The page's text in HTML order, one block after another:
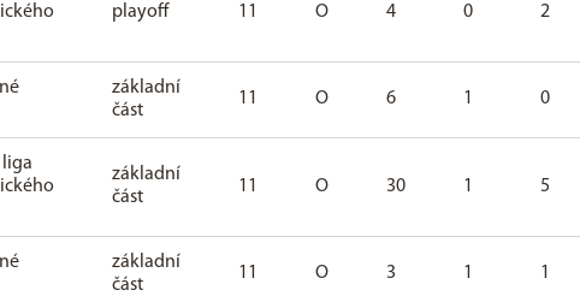
playoff 11 O 4 0 2
základní
část
11 O 6 1 0
liga
základní
část
11 O 30 1 5
základní
část
11 O 3 1 1